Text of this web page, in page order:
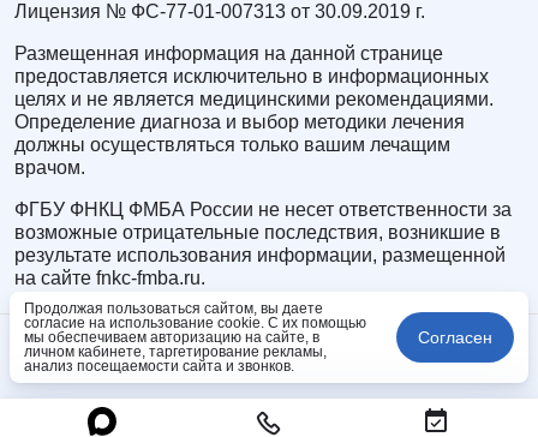
Лицензия № ФС-77-01-007313 от 30.09.2019 г.
Размещенная информация на данной странице
предоставляется исключительно в информационных
целях и не является медицинскими рекомендациями.
Определение диагноза и выбор методики лечения
должны осуществляться только вашим лечащим
врачом.
ФГБУ ФНКЦ ФМБА России не несет ответственности за
возможные отрицательные последствия, возникшие в
результате использования информации, размещенной
на сайте fnkc-fmba.ru.
Продолжая пользоваться сайтом, вы даете
согласие на использование cookie. С их помощью
мы обеспечиваем авторизацию на сайте, в
личном кабинете, таргетирование рекламы,
анализ посещаемости сайта и звонков.
Согласен